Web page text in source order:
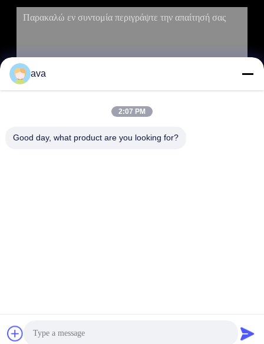
κατάλογο.
Machinery Co., Ltd. . Διατηρούνται όλα τα πνευματικά
ava
2:07 PM
Good day, what product are you looking for?